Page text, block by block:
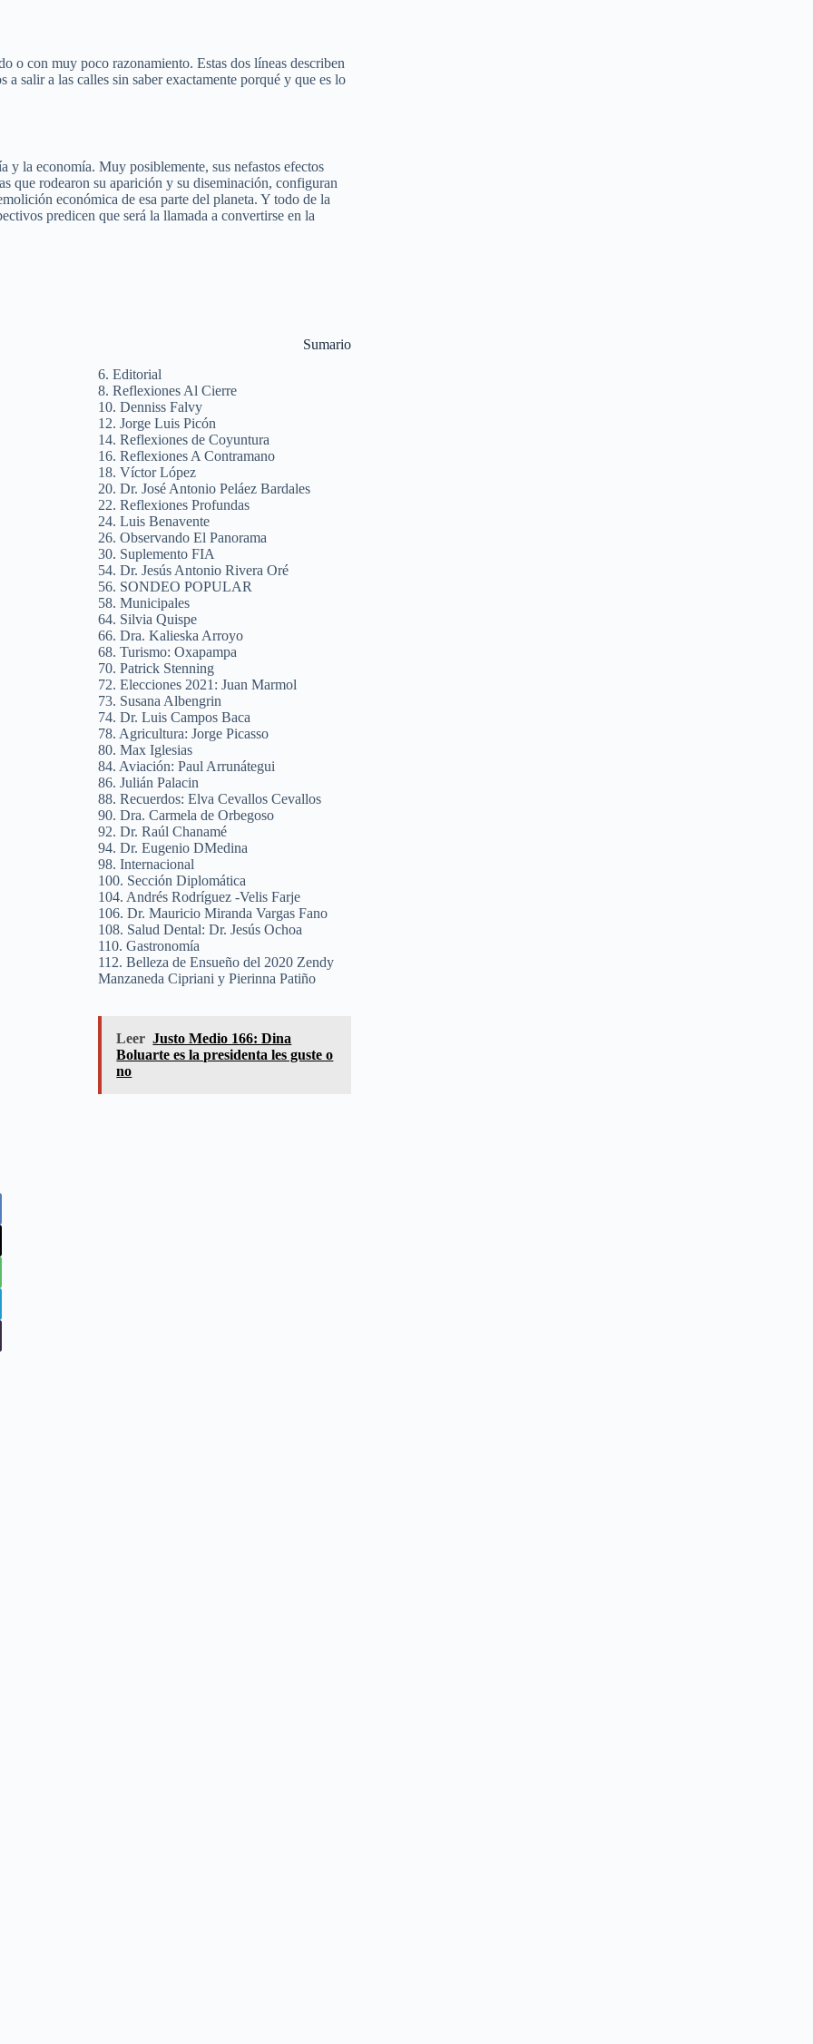
o con muy poco razonamiento. Estas dos líneas describen
salir a las calles sin saber exactamente porqué y que es lo
la economía. Muy posiblemente, sus nefastos efectos
que rodearon su aparición y su diseminación, configuran
económica de esa parte del planeta. Y todo de la
predicen que será la llamada a convertirse en la
Sumario
6. Editorial
8. Reflexiones Al Cierre
10. Denniss Falvy
12. Jorge Luis Picón
14. Reflexiones de Coyuntura
16. Reflexiones A Contramano
18. Víctor López
20. Dr. José Antonio Peláez Bardales
22. Reflexiones Profundas
24. Luis Benavente
26. Observando El Panorama
30. Suplemento FIA
54. Dr. Jesús Antonio Rivera Oré
56. SONDEO POPULAR
58. Municipales
64. Silvia Quispe
66. Dra. Kalieska Arroyo
68. Turismo: Oxapampa
70. Patrick Stenning
72. Elecciones 2021: Juan Marmol
73. Susana Albengrin
74. Dr. Luis Campos Baca
78. Agricultura: Jorge Picasso
80. Max Iglesias
84. Aviación: Paul Arrunátegui
86. Julián Palacin
88. Recuerdos: Elva Cevallos Cevallos
90. Dra. Carmela de Orbegoso
92. Dr. Raúl Chanamé
94. Dr. Eugenio DMedina
98. Internacional
100. Sección Diplomática
104. Andrés Rodríguez -Velis Farje
106. Dr. Mauricio Miranda Vargas Fano
108. Salud Dental: Dr. Jesús Ochoa
110. Gastronomía
112. Belleza de Ensueño del 2020 Zendy
Manzaneda Cipriani y Pierinna Patiño
Leer Justo Medio 166: Dina
Boluarte es la presidenta les guste o
no